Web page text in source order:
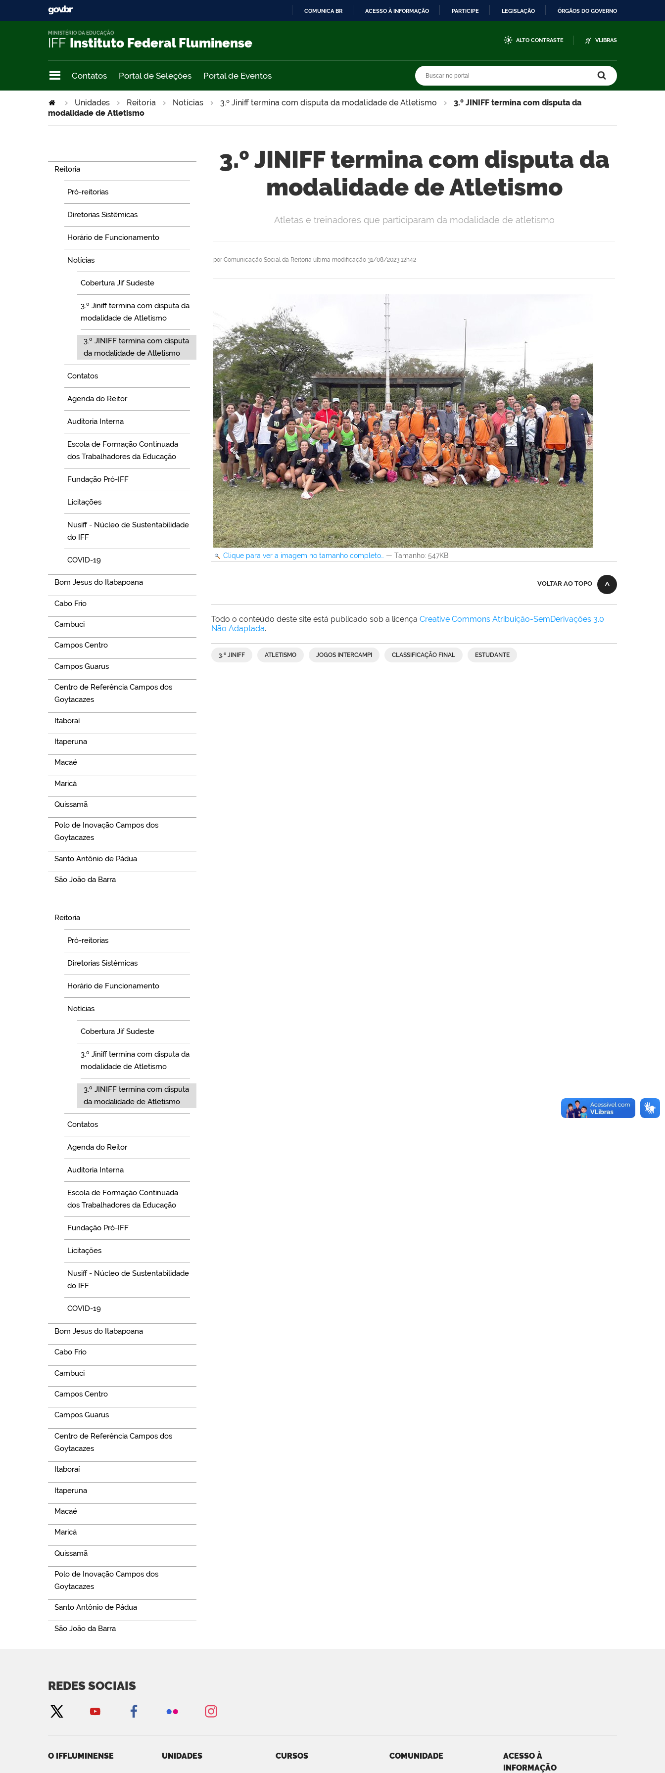
COMUNICA BR ACESSO À INFORMAÇÃO PARTICIPE LEGISLAÇÃO ÓRGÃOS DO GOVERNO
IFF Instituto Federal Fluminense
MINISTÉRIO DA EDUCAÇÃO
ALTO CONTRASTE VLIBRAS
Contatos Portal de Seleções Portal de Eventos
Unidades Reitoria Notícias 3.º Jiniff termina com disputa da modalidade de Atletismo
3.º JINIFF termina com disputa da
modalidade de Atletismo
Reitoria
Pró-reitorias
Diretorias Sistêmicas
Horário de Funcionamento
Notícias
Cobertura Jif Sudeste
3.º Jiniff termina com disputa da
modalidade de Atletismo
3.º JINIFF termina com disputa
da modalidade de Atletismo
Contatos
Agenda do Reitor
Auditoria Interna
Escola de Formação Continuada
dos Trabalhadores da Educação
Fundação Pró-IFF
Licitações
Nusiff - Núcleo de Sustentabilidade
do IFF
COVID-19
Bom Jesus do Itabapoana
Cabo Frio
Cambuci
Campos Centro
Campos Guarus
Centro de Referência Campos dos
Goytacazes
Itaboraí
Itaperuna
Macaé
Maricá
Quissamã
Polo de Inovação Campos dos
Goytacazes
Santo Antônio de Pádua
São João da Barra
Reitoria
Pró-reitorias
Diretorias Sistêmicas
Horário de Funcionamento
Notícias
Cobertura Jif Sudeste
3.º Jiniff termina com disputa da
modalidade de Atletismo
3.º JINIFF termina com disputa
da modalidade de Atletismo
Contatos
Agenda do Reitor
Auditoria Interna
Escola de Formação Continuada
dos Trabalhadores da Educação
Fundação Pró-IFF
Licitações
Nusiff - Núcleo de Sustentabilidade
do IFF
COVID-19
Bom Jesus do Itabapoana
Cabo Frio
Cambuci
Campos Centro
Campos Guarus
Centro de Referência Campos dos
Goytacazes
Itaboraí
Itaperuna
Macaé
Maricá
Quissamã
Polo de Inovação Campos dos
Goytacazes
Santo Antônio de Pádua
São João da Barra
3.º JINIFF termina com disputa da
modalidade de Atletismo
por Comunicação Social da Reitoria última modificação 31/08/2023 12h42
Atletas e treinadores que participaram da modalidade de atletismo
Clique para ver a imagem no tamanho completo… — Tamanho: 547KB
VOLTAR AO TOPO
Todo o conteúdo deste site está publicado sob a licença Creative Commons Atribuição-SemDerivações 3.0
Não Adaptada.
3.º JINIFF ATLETISMO JOGOS INTERCAMPI CLASSIFICAÇÃO FINAL ESTUDANTE
REDES SOCIAIS
O IFFLUMINENSE UNIDADES CURSOS COMUNIDADE
ACESSO À
INFORMAÇÃO